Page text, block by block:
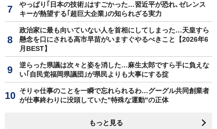
やっぱり｢日本の技術｣はすごかった…習近平が恐れ､ゼレンス
キーが熱望する｢超巨大企業｣の知られざる実力
政治家に最も向いていない人を首相にしてしまった…天皇すら
懸念を口にされる高市早苗がいますぐやるべきこと【2026年6
月BEST】
逆らった県議は次々と姿を消した…麻生太郎ですら手に負えな
い｢自民党福岡県議団｣が県民よりも大事にする掟
そりゃ仕事のことを一瞬で忘れられるわ…グーグル共同創業者
が仕事終わりに没頭していた"特殊な運動"の正体
もっと見る